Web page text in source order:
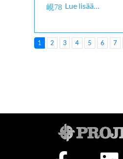
Lue lisää…
1 2 3 4 5 6 7